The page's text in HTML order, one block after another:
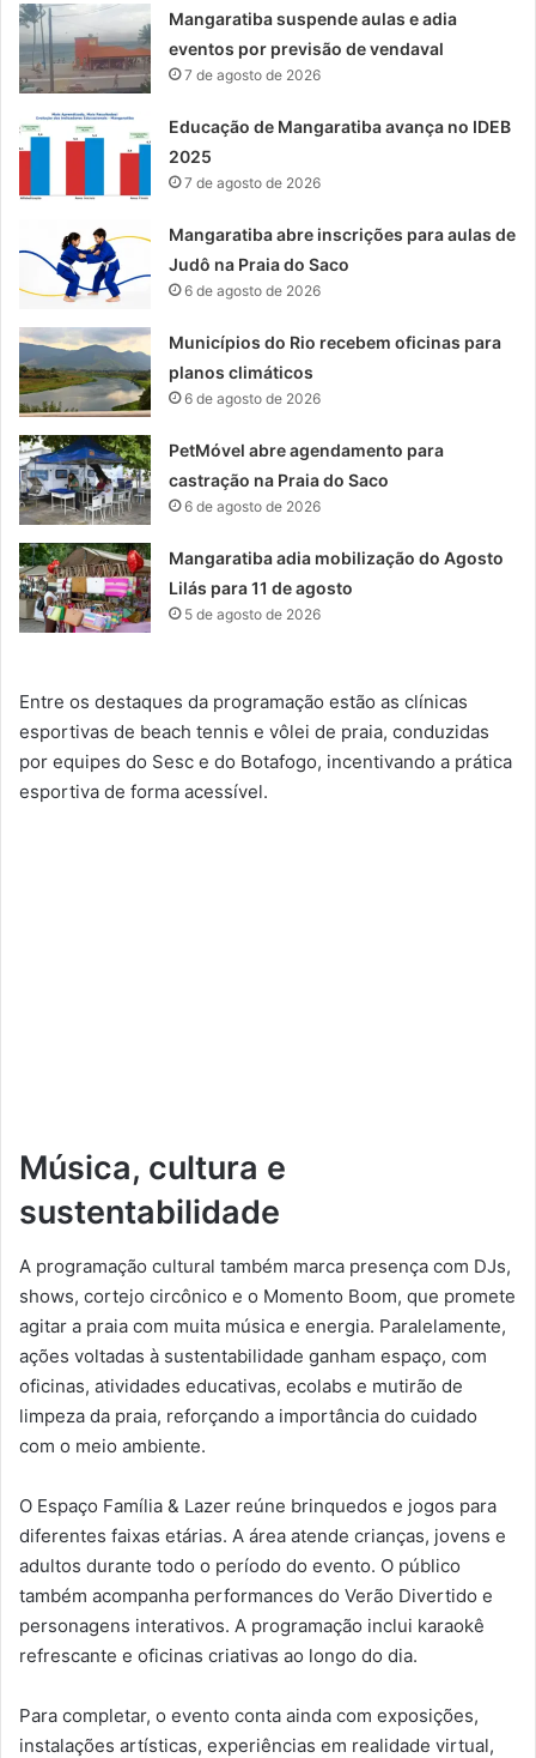
Mangaratiba suspende aulas e adia
eventos por previsão de vendaval
7 de agosto de 2026
Educação de Mangaratiba avança no IDEB
2025
7 de agosto de 2026
Mangaratiba abre inscrições para aulas de
Judô na Praia do Saco
6 de agosto de 2026
Municípios do Rio recebem oficinas para
planos climáticos
6 de agosto de 2026
PetMóvel abre agendamento para
castração na Praia do Saco
6 de agosto de 2026
Mangaratiba adia mobilização do Agosto
Lilás para 11 de agosto
5 de agosto de 2026
Entre os destaques da programação estão as clínicas
esportivas de beach tennis e vôlei de praia, conduzidas
por equipes do Sesc e do Botafogo, incentivando a prática
esportiva de forma acessível.
Música, cultura e
sustentabilidade
A programação cultural também marca presença com DJs,
shows, cortejo circônico e o Momento Boom, que promete
agitar a praia com muita música e energia. Paralelamente,
ações voltadas à sustentabilidade ganham espaço, com
oficinas, atividades educativas, ecolabs e mutirão de
limpeza da praia, reforçando a importância do cuidado
com o meio ambiente.
O Espaço Família & Lazer reúne brinquedos e jogos para
diferentes faixas etárias. A área atende crianças, jovens e
adultos durante todo o período do evento. O público
também acompanha performances do Verão Divertido e
personagens interativos. A programação inclui karaokê
refrescante e oficinas criativas ao longo do dia.
Para completar, o evento conta ainda com exposições,
instalações artísticas, experiências em realidade virtual,